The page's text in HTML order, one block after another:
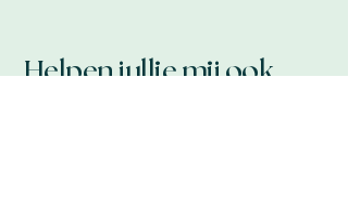
Helpen jullie mij ook